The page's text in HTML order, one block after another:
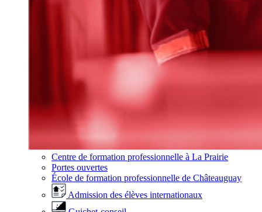
Centre de formation professionnelle à La Prairie
Portes ouvertes
École de formation professionnelle de Châteauguay
Admission des élèves internationaux